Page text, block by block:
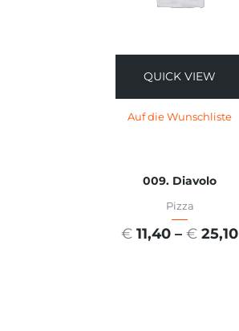
QUICK VIEW
Auf die Wunschliste
009. Diavolo
Pizza
€ 11,40 – € 25,10